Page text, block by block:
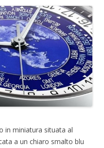
in miniatura situata al
a un chiaro smalto blu